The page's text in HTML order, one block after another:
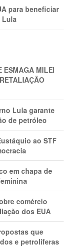
para beneficiar
Lula
ESMAGA MILEI
Lula garante
de petróleo
ao STF
em chapa de
comércio
dos EUA
que
e petrolíferas